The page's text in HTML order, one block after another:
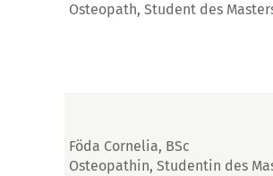
Osteopath, Student des
Föda Cornelia, BSc
Osteopathin, Studentin des